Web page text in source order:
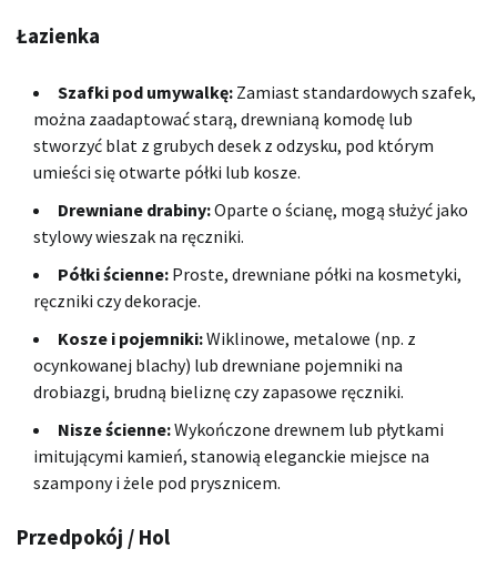
Łazienka
Szafki pod umywalkę: Zamiast standardowych szafek,
można zaadaptować starą, drewnianą komodę lub
stworzyć blat z grubych desek z odzysku, pod którym
umieści się otwarte półki lub kosze.
Drewniane drabiny:Oparte o ścianę, mogą służyć jako
stylowy wieszak na ręczniki.
Półki ścienne: Proste, drewniane półki na kosmetyki,
ręczniki czy dekoracje.
Kosze i pojemniki:Wiklinowe, metalowe (np. z
ocynkowanej blachy) lub drewniane pojemniki na
drobiazgi, brudną bieliznę czy zapasowe ręczniki.
Nisze ścienne:Wykończone drewnem lub płytkami
imitującymi kamień, stanowią eleganckie miejsce na
szampony i żele pod prysznicem.
Przedpokój / Hol